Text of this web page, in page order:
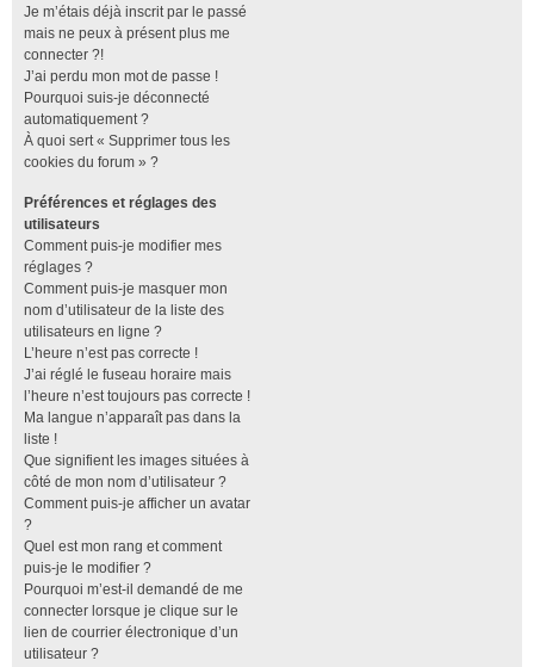
Je m’étais déjà inscrit par le passé
mais ne peux à présent plus me
connecter ?!
J’ai perdu mon mot de passe !
Pourquoi suis-je déconnecté
automatiquement ?
À quoi sert « Supprimer tous les
cookies du forum » ?
Préférences et réglages des
utilisateurs
Comment puis-je modifier mes
réglages ?
Comment puis-je masquer mon
nom d’utilisateur de la liste des
utilisateurs en ligne ?
L’heure n’est pas correcte !
J’ai réglé le fuseau horaire mais
l’heure n’est toujours pas correcte !
Ma langue n’apparaît pas dans la
liste !
Que signifient les images situées à
côté de mon nom d’utilisateur ?
Comment puis-je afficher un avatar
?
Quel est mon rang et comment
puis-je le modifier ?
Pourquoi m’est-il demandé de me
connecter lorsque je clique sur le
lien de courrier électronique d’un
utilisateur ?